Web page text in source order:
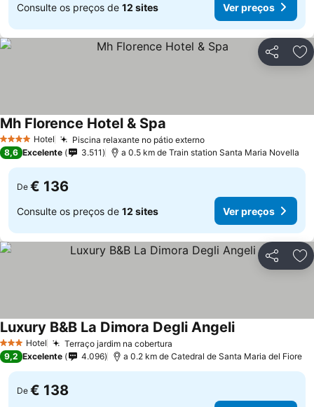
Consulte os preços de 12 sites Ver preços
Partilhar
4 EstrelasHotel Piscina relaxante no pátio externoVer preços
Mh Florence Hotel & Spa
8,6 Excelente 3.511 a 0.5 km de Train station Santa Maria Novella
De € 136
Consulte os preços de 12 sites Ver preços
Partilhar
3 EstrelasHotel Terraço jardim na cobertura
Luxury B&B La Dimora Degli AngeliVer preços
9,2 Excelente 4.096 a 0.2 km de Catedral de Santa Maria del Fiore
De € 138